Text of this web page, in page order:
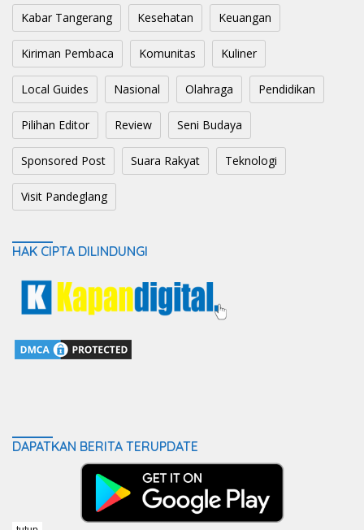
Kabar Tangerang Kesehatan Keuangan
Kiriman Pembaca Komunitas Kuliner
Local Guides Nasional Olahraga Pendidikan
Pilihan Editor Review Seni Budaya
Sponsored Post Suara Rakyat Teknologi
Visit Pandeglang
HAK CIPTA DILINDUNGI
DAPATKAN BERITA TERUPDATE